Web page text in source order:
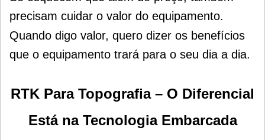
precisam cuidar o valor do equipamento.
Quando digo valor, quero dizer os benefícios
que o equipamento trará para o seu dia a dia.
RTK Para Topografia – O Diferencial
Está na Tecnologia Embarcada